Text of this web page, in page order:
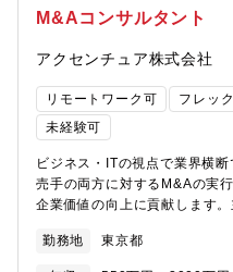
【具体的な職務内容】製薬、
財・金融・情報通信企業など
庁、及び地方自治体のお客様
となります。(1)戦略コンサ
ライアントの事業分析に基づ
略・アクションプランの提案
ィング 事業パートナー探索
行など、戦略の実行を支援し
グ： デジタル技術やデータア
ジネスモデル構築したりオペ
援します。(4)対外発表： 産
筆や本の出版、NRI保有メデ
M&Aコンサルタント
アクセンチュア株式会社
リモートワーク可 フレッ
未経験可
ビジネス・ITの視点で業界横
売手の両方に対するM&Aの実
企業価値の向上に貢献します
では日本企業の海外ビジネス
行います。その際にはグロー
勤務地 東京都